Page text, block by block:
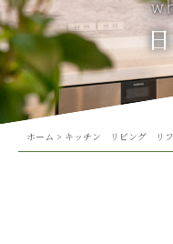
ホーム > キッチン リビング リ